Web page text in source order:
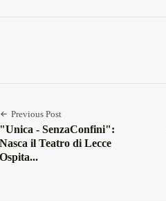
Previous Post
"Unica - SenzaConfini":
Nasca il Teatro di Lecce
Ospita...